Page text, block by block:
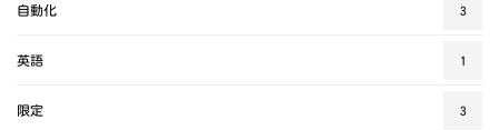
自動化 3
英語 1
限定 3